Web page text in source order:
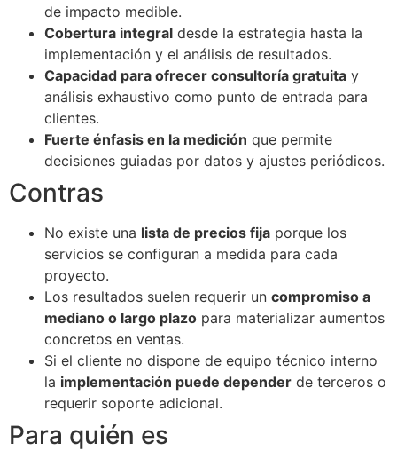
de impacto medible.
Cobertura integral desde la estrategia hasta la
implementación y el análisis de resultados.
Capacidad para ofrecer consultoría gratuita y
análisis exhaustivo como punto de entrada para
clientes.
Fuerte énfasis en la medición que permite
decisiones guiadas por datos y ajustes periódicos.
Contras
No existe una lista de precios fija porque los
servicios se configuran a medida para cada
proyecto.
Los resultados suelen requerir un compromiso a
mediano o largo plazo para materializar aumentos
concretos en ventas.
Si el cliente no dispone de equipo técnico interno
la implementación puede depender de terceros o
requerir soporte adicional.
Para quién es